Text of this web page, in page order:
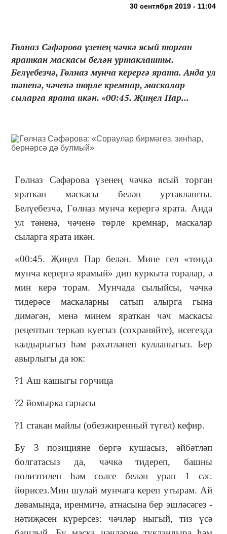
30 сентября 2019 - 11:04
Гөлназ Сәфәрова үзенең чәчкә ясый торган
яраткан маскасы белән уртаклашты.
Белүебезчә, Гөлназ мунча керергә ярата. Анда ул
тәненә, чәченә төрле кремнар, маскалар
сыларга ярата икән. «00:45. Җиңел Пар...
Гөлназ Сәфәрова үзенең чәчкә ясый торган
яраткан маскасы белән уртаклашты.
Белүебезчә, Гөлназ мунча керергә ярата. Анда
ул тәненә, чәченә төрле кремнар, маскалар
сыларга ярата икән.
«00:45. Җиңел Пар белән. Мине гел «төндә
мунча керергә ярамый» дип куркыта торалар, ә
мин керә торам. Мунчада сылыйсы, чәчкә
тидерәсе маскаларны сатып алырга гына
димәгән, менә минем яраткан чәч маскасы
рецептын теркәп куегыз (сохраняйте), исегездә
калдырыгыз һәм рәхәтләнеп кулланыгыз. Бер
авырлыгы да юк:
?1 Аш кашыгы горчица
?2 йомырка сарысы
?1 стакан майлы (обезжиренный түгел) кефир.
Бу 3 позицияне бергә кушасыз, әйбәтләп
болгатасыз да, чәчкә тидереп, башны
полиэтилен һәм сөлге белән урап 1 сәг.
йөрисез.Мин шулай мунчага кереп утырам. Ай
дәвамында, иренмичә, атнасына бер эшләсәгез -
нәтиҗәсен күрерсез: чәчләр ныгый, тиз үсә